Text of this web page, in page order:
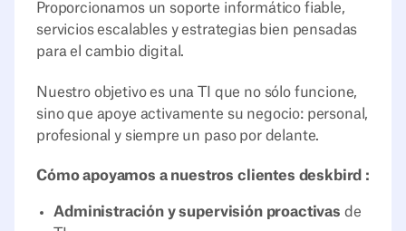
Proporcionamos un soporte informático fiable,
servicios escalables y estrategias bien pensadas
para el cambio digital.
Nuestro objetivo es una TI que no sólo funcione,
sino que apoye activamente su negocio: personal,
profesional y siempre un paso por delante.
Cómo apoyamos a nuestros clientes deskbird :
Administración y supervisión proactivas de